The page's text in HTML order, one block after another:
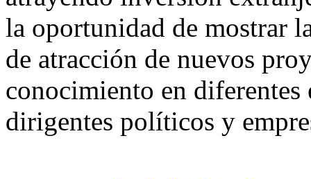
la oportunidad de mostrar
de atracción de nuevos
conocimiento en
dirigentes políticos y